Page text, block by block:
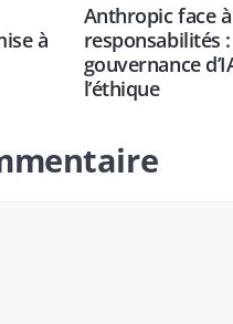
à
Anthropic face
responsabilités
gouvernance
l’éthique